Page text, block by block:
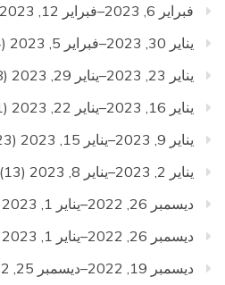
فبراير 6, 2023–فبراير 12, 2023
يناير 30, 2023–فبراير 5, 2023
(24)
يناير 23, 2023–يناير 29, 2023
(28)
يناير 16, 2023–يناير 22, 2023
(21)
يناير 9, 2023–يناير 15, 2023
(23)
يناير 2, 2023–يناير 8, 2023
(13)
ديسمبر 26, 2022–يناير 1, 2023
ديسمبر 26, 2022–يناير 1, 2023
ديسمبر 19, 2022–ديسمبر 25, 2022